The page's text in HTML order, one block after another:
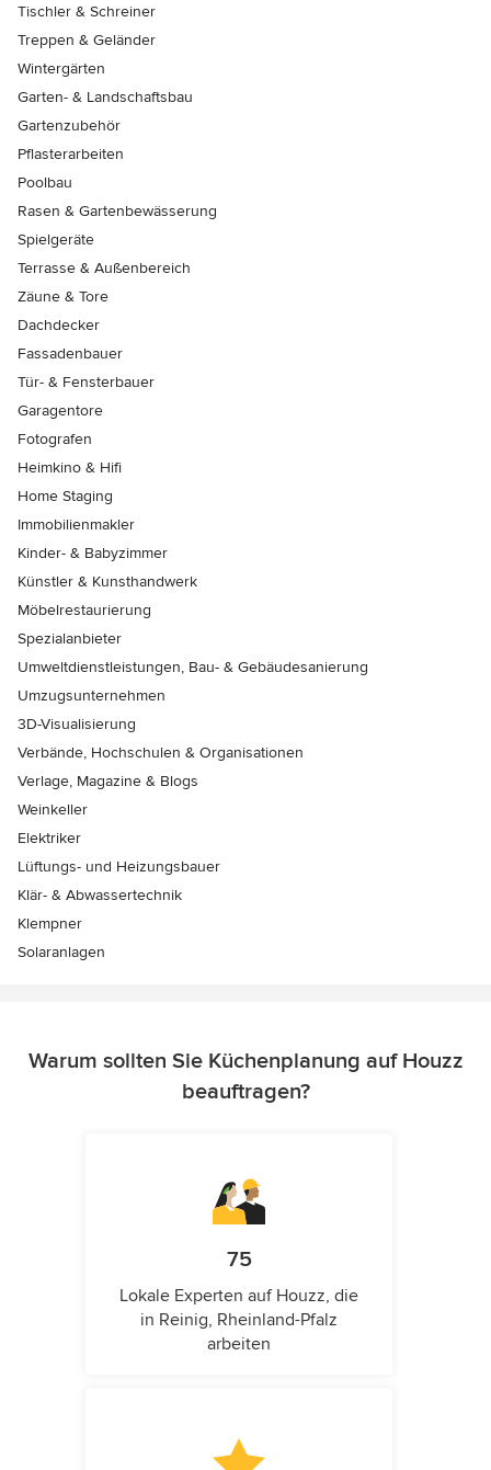
Tischler & Schreiner
Treppen & Geländer
Wintergärten
Garten- & Landschaftsbau
Gartenzubehör
Pflasterarbeiten
Poolbau
Rasen & Gartenbewässerung
Spielgeräte
Terrasse & Außenbereich
Zäune & Tore
Dachdecker
Fassadenbauer
Tür- & Fensterbauer
Garagentore
Fotografen
Heimkino & Hifi
Home Staging
Immobilienmakler
Kinder- & Babyzimmer
Künstler & Kunsthandwerk
Möbelrestaurierung
Spezialanbieter
Umweltdienstleistungen, Bau- & Gebäudesanierung
Umzugsunternehmen
3D-Visualisierung
Verbände, Hochschulen & Organisationen
Verlage, Magazine & Blogs
Weinkeller
Elektriker
Lüftungs- und Heizungsbauer
Klär- & Abwassertechnik
Klempner
Solaranlagen
Warum sollten Sie Küchenplanung auf Houzz
beauftragen?
75
Lokale Experten auf Houzz, die
in Reinig, Rheinland-Pfalz
arbeiten